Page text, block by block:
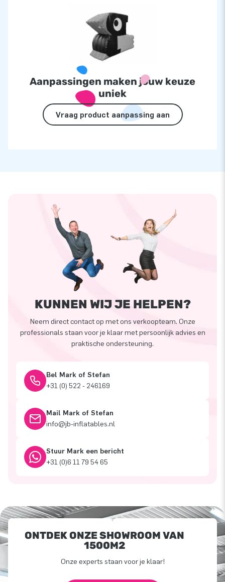
Aanpassingen maken jouw keuze
uniek
Vraag product aanpassing aan
KUNNEN WIJ JE HELPEN?
Neem direct contact op met ons verkoopteam. Onze
professionals staan voor je klaar met persoonlijk advies en
praktische ondersteuning.
Bel Mark of Stefan
+31 (0) 522 - 246169
Mail Mark of Stefan
info@jb-inflatables.nl
Stuur Mark een bericht
+31 (0)6 11 79 54 65
ONTDEK ONZE SHOWROOM VAN
1500M2
Onze experts staan voor je klaar!